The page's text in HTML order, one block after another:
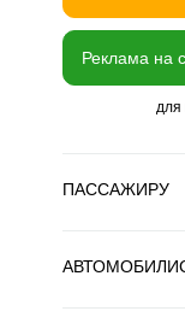
Реклама на
для
ПАССАЖИРУ